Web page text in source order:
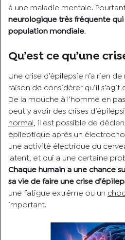
à une maladie mentale.
neurologique très fréquente qui
population mondiale.
Qu’est ce qu’une
Une crise d’épilepsie n’a rien
raison de considérer qu’il
De la mouche à l’homme en
peut y avoir des crises
normal, il est possible de
épileptique après un
une activité électrique du
latent, et qui a une certaine
Chaque humain a une chance
sa vie de faire une crise
une fatigue extrême ou un
important.